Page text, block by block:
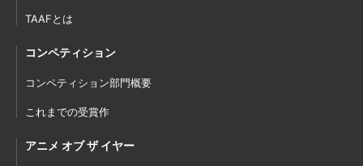
TAAFとは
コンペティション
コンペティション部門概要
これまでの受賞作
アニメ オブ ザ イヤー